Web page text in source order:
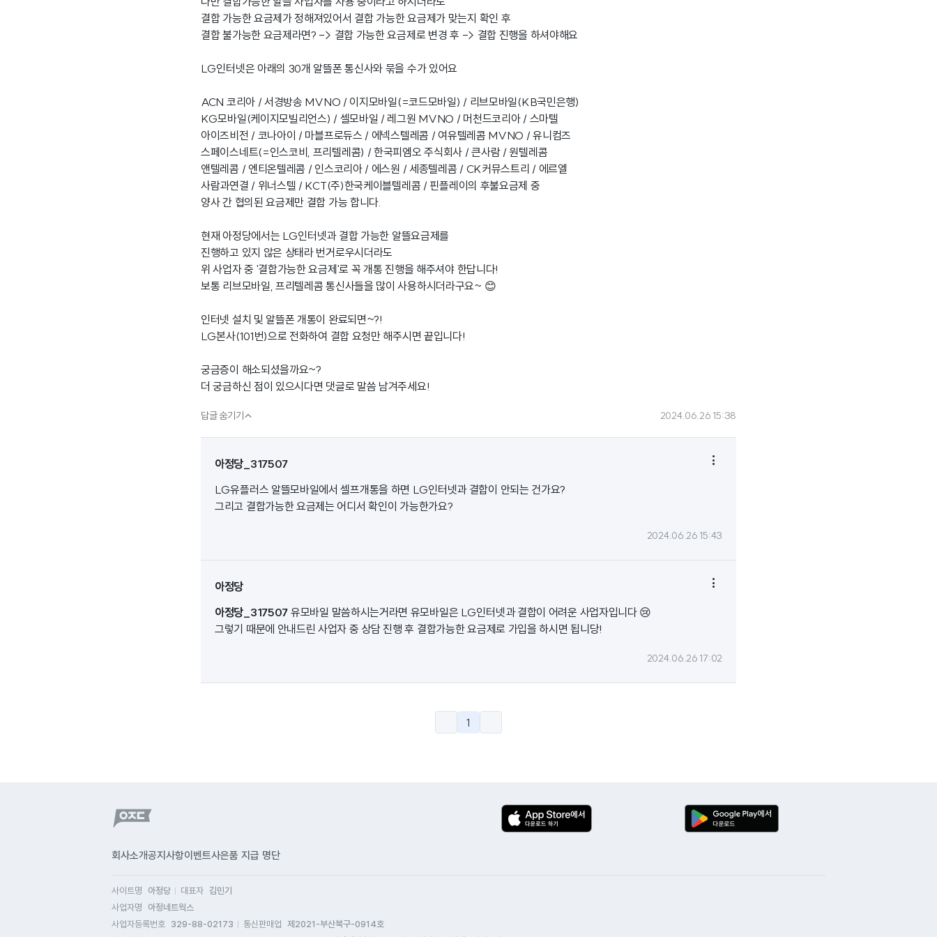
결합 가능한 요금제가 정해져있어서 결합 가능한 요금제가 맞는지 확인 후
결합 불가능한 요금제라면? -> 결합 가능한 요금제로 변경 후 -> 결합 진행을 하셔야해요
LG인터넷은 아래의 30개 알뜰폰 통신사와 묶을 수가 있어요
ACN 코리아 / 서경방송 MVNO / 이지모바일(=코드모바일) / 리브모바일(KB국민은행)
KG모바일(케이지모빌리언스) / 셀모바일 / 레그원 MVNO / 머천드코리아 / 스마텔
아이즈비전 / 코나아이 / 마블프로듀스 / 에넥스텔레콤 / 여유텔레콤 MVNO / 유니컴즈
스페이스네트(=인스코비, 프리텔레콤) / 한국피엠오 주식회사 / 큰사람 / 원텔레콤
앤텔레콤 / 엔티온텔레콤 / 인스코리아 / 에스원 / 세종텔레콤 / CK커뮤스트리 / 에르엘
사람과연결 / 위너스텔 / KCT(주)한국케이블텔레콤 / 핀플레이의 후불요금제 중
양사 간 협의된 요금제만 결합 가능 합니다.
현재 아정당에서는 LG인터넷과 결합 가능한 알뜰요금제를
진행하고 있지 않은 상태라 번거로우시더라도
위 사업자 중 '결합가능한 요금제'로 꼭 개통 진행을 해주셔야 한답니다!
보통 리브모바일, 프리텔레콤 통신사들을 많이 사용하시더라구요~ 😊
인터넷 설치 및 알뜰폰 개통이 완료되면~?!
LG본사(101번)으로 전화하여 결합 요청만 해주시면 끝입니다!
궁금증이 해소되셨을까요~?
더 궁금하신 점이 있으시다면 댓글로 말씀 남겨주세요!
답글 숨기기 2024.06.26 15:38
아정당_317507 
LG유플러스 알뜰모바일에서 셀프개통을 하면 LG인터넷과 결합이 안되는 건가요?
그리고 결합가능한 요금제는 어디서 확인이 가능한가요?
2024.06.26 15:43
아정당 
아정당_317507 유모바일 말씀하시는거라면 유모바일은 LG인터넷과 결합이 어려운 사업자입니다 😢
그렇기 때문에 안내드린 사업자 중 상담 진행 후 결합가능한 요금제로 가입을 하시면 됩니당!
2024.06.26 17:02
1
회사소개공지사항이벤트사은품 지급 명단
사이트명 아정당 대표자 김민기
사업자명
아정네트웍스
사업자등록번호 329-88-02173 통신판매업
제2021-부산북구-0914호